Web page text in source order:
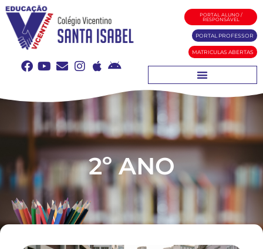
PORTAL ALUNO /
RESPONSÁVEL
PORTAL PROFESSOR
MATRICULAS ABERTAS
2º ANO